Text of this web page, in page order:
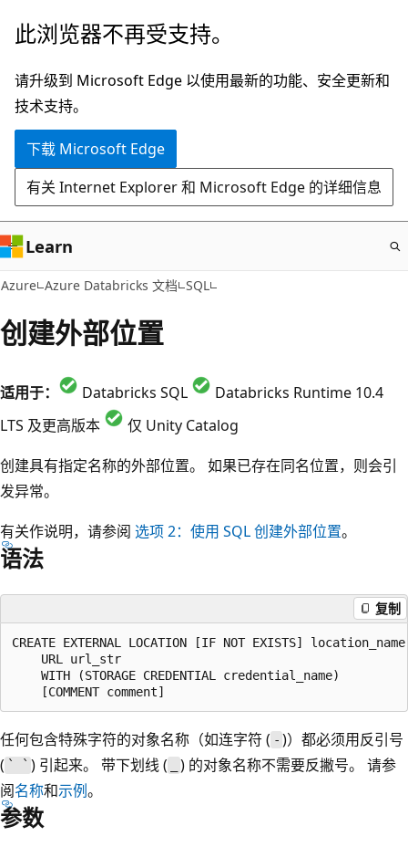
跳
主
要
内
此浏览器不再受支持。
请升级到 Microsoft Edge 以使用最新的功能、安全更新和
技术支持。
下载 Microsoft Edge
有关 Internet Explorer 和 Microsoft Edge 的详细信息
Learn
Azure Azure Databricks 文档 SQL
创建外部位置
适用于： Databricks SQL
Databricks Runtime 10.4
LTS 及更高版本
仅 Unity Catalog
创建具有指定名称的外部位置。 如果已存在同名位置，则会引
发异常。
有关作说明，请参阅 选项 2：使用 SQL 创建外部位置。
语法
复制
CREATE EXTERNAL LOCATION [IF NOT EXISTS] location_name
    URL url_str
    WITH (STORAGE CREDENTIAL credential_name)
任何包含特殊字符的对象名称（如连字符 ( - )）都必须用反引号
( ` ` ) 引起来。 带下划线 (
) 的对象名称不需要反撇号。 请参
阅名称和示例。
参数